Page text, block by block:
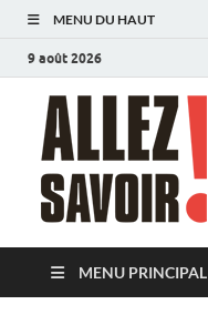
MENU DU HAUT
9 août 2026
MENU PRINCIPAL